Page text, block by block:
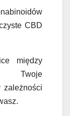
CBD
między
Twoje
zależności